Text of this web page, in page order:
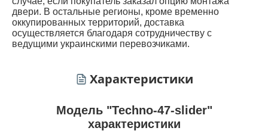
двери. В остальные регионы, кроме временно
оккупированных территорий, доставка
осуществляется благодаря сотрудничеству с
ведущими украинскими перевозчиками.
Характеристики
Модель "Techno-47-slider"
характеристики